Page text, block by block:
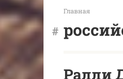
Главная
Ралли